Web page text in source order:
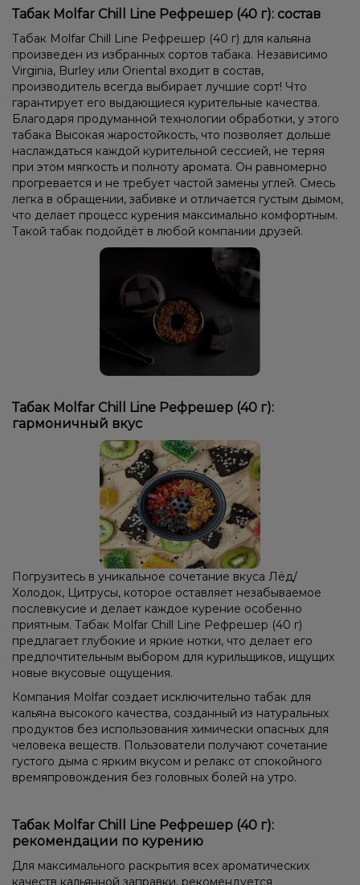
Табак Molfar Chill Line Рефрешер (40 г): состав
Табак Molfar Chill Line Рефрешер (40 г) для кальяна
произведен из избранных сортов табака. Независимо
Virginia, Burley или Oriental входит в состав,
производитель всегда выбирает лучшие сорт! Что
гарантирует его выдающиеся курительные качества.
Благодаря продуманной технологии обработки, у этого
табака Высокая жаростойкость, что позволяет дольше
наслаждаться каждой курительной сессией, не теряя
при этом мягкость и полноту аромата. Он равномерно
прогревается и не требует частой замены углей. Смесь
легка в обращении, забивке и отличается густым дымом,
что делает процесс курения максимально комфортным.
Такой табак подойдёт в любой компании друзей.
Табак Molfar Chill Line Рефрешер (40 г):
гармоничный вкус
Погрузитесь в уникальное сочетание вкуса Лёд/
Холодок, Цитрусы, которое оставляет незабываемое
послевкусие и делает каждое курение особенно
приятным. Табак Molfar Chill Line Рефрешер (40 г)
предлагает глубокие и яркие нотки, что делает его
предпочтительным выбором для курильщиков, ищущих
новые вкусовые ощущения.
Компания Molfar создает исключительно табак для
кальяна высокого качества, созданный из натуральных
продуктов без использования химически опасных для
человека веществ. Пользователи получают сочетание
густого дыма с ярким вкусом и релакс от спокойного
времяпровождения без головных болей на утро.
Табак Molfar Chill Line Рефрешер (40 г):
рекомендации по курению
Для максимального раскрытия всех ароматических
качеств кальянной заправки, рекомендуется